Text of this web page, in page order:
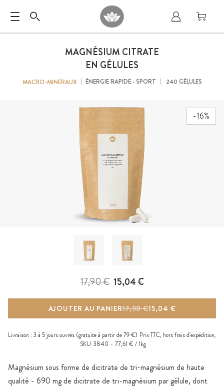
-16%
MAGNÉSIUM CITRATE
EN GÉLULES
MACRO-MINÉRAUX ÉNERGIE RAPIDE · SPORT 240 GÉLULES
Magnésium sous forme de dicitrate de tri-magnésium de haute
qualité - 690 mg de dicitrate de tri-magnésium par gélule, dont
15,04 €
17,90 €
AJOUTER AU PANIER17,90 €15,04 €
Livraison : 3 à 5 jours ouvrés (gratuite à partir de 79 €) Prix TTC, horsfrais d’expédition,
SKU 3840 77,61 € / 1kg